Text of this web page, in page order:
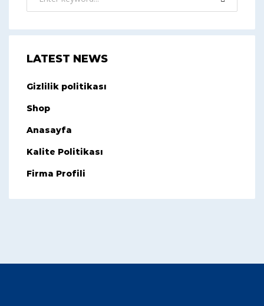
LATEST NEWS
Gizlilik politikası
Shop
Anasayfa
Kalite Politikası
Firma Profili